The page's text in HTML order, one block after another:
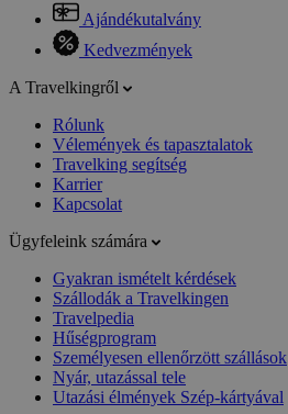
Ajándékutalvány
Kedvezmények
A Travelkingről
Rólunk
Vélemények és tapasztalatok
Travelking segítség
Karrier
Kapcsolat
Ügyfeleink számára
Gyakran ismételt kérdések
Szállodák a Travelkingen
Travelpedia
Hűségprogram
Személyesen ellenőrzött szállások
Nyár, utazással tele
Utazási élmények Szép-kártyával